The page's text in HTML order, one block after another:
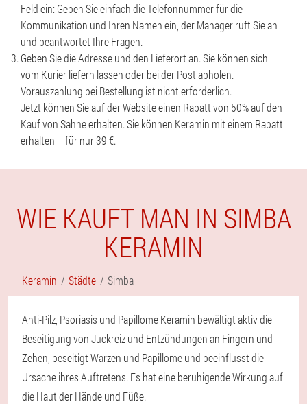
Feld ein: Geben Sie einfach die Telefonnummer für die
Kommunikation und Ihren Namen ein, der Manager ruft Sie an
und beantwortet Ihre Fragen.
Geben Sie die Adresse und den Lieferort an. Sie können sich
vom Kurier liefern lassen oder bei der Post abholen.
Vorauszahlung bei Bestellung ist nicht erforderlich.
Jetzt können Sie auf der Website einen Rabatt von 50% auf den
Kauf von Sahne erhalten. Sie können Keramin mit einem Rabatt
erhalten – für nur 39 €.
WIE KAUFT MAN IN SIMBA
KERAMIN
Keramin Städte Simba
Anti-Pilz, Psoriasis und Papillome Keramin bewältigt aktiv die
Beseitigung von Juckreiz und Entzündungen an Fingern und
Zehen, beseitigt Warzen und Papillome und beeinflusst die
Ursache ihres Auftretens. Es hat eine beruhigende Wirkung auf
die Haut der Hände und Füße.